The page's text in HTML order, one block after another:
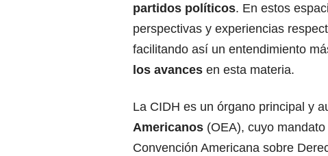
partidos políticos. En estos
perspectivas y experiencias
facilitando así un entendimiento
los avances en esta materia.
La CIDH es un órgano principal y
Americanos (OEA), cuyo
Convención Americana sobre